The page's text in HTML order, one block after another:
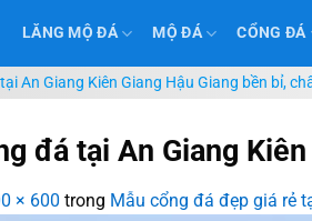
LĂNG MỘ ĐÁ MỘ ĐÁ CỔNG ĐÁ
An Giang Kiên Giang Hậu Giang bền bỉ,
đá tại An Giang
× 600 trong Mẫu cổng đá đẹp giá rẻ